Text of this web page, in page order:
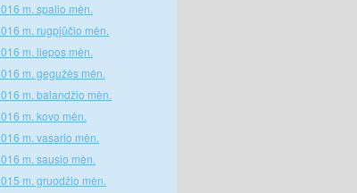
m. spalio mėn.
m. rugpjūčio mėn.
m. liepos mėn.
m. gegužės mėn.
m. balandžio mėn.
m. kovo mėn.
m. vasario mėn.
m. sausio mėn.
m. gruodžio mėn.